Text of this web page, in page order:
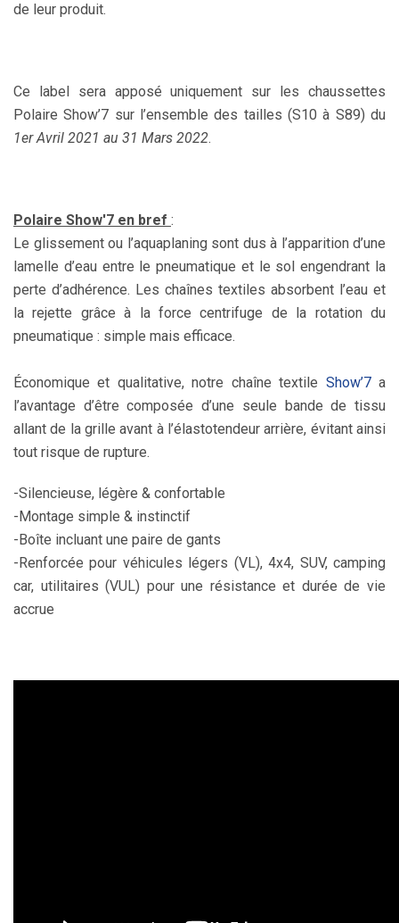
de leur produit.
Ce label sera apposé uniquement sur les chaussettes
Polaire Show’7 sur l’ensemble des tailles (S10 à S89) du
1er Avril 2021 au 31 Mars 2022.
Polaire Show'7 en bref :
Le glissement ou l’aquaplaning sont dus à l’apparition d’une
lamelle d’eau entre le pneumatique et le sol engendrant la
perte d’adhérence. Les chaînes textiles absorbent l’eau et
la rejette grâce à la force centrifuge de la rotation du
pneumatique : simple mais efficace.
Économique et qualitative, notre chaîne textile Show’7a
l’avantage d’être composée d’une seule bande de tissu
allant de la grille avant à l’élastotendeur arrière, évitant ainsi
tout risque de rupture.
-Silencieuse, légère & confortable
-Montage simple & instinctif
-Boîte incluant une paire de gants
-Renforcée pour véhicules légers (VL), 4x4, SUV, camping
car, utilitaires (VUL) pour une résistance et durée de vie
accrue